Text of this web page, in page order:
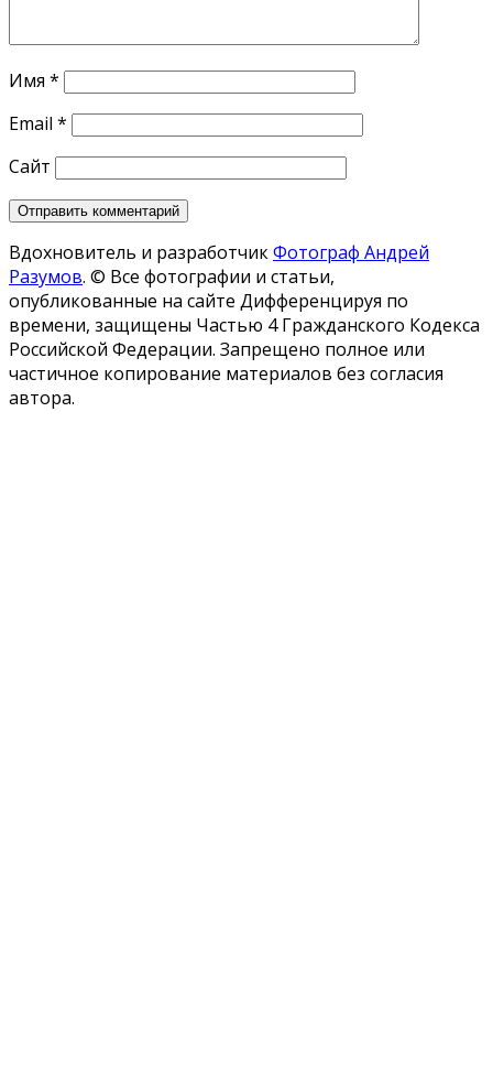
Имя *
Email *
Сайт
Вдохновитель и разработчикФотограф Андрей
Разумов. © Все фотографии и статьи,
опубликованные на сайте Дифференцируя по
времени, защищены Частью 4 Гражданского Кодекса
Российской Федерации. Запрещено полное или
частичное копирование материалов без согласия
автора.